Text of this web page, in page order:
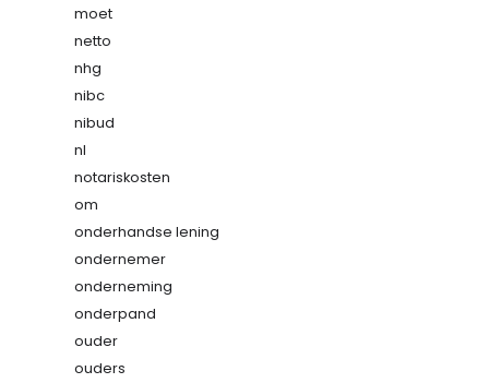
moet
netto
nhg
nibc
nibud
nl
notariskosten
om
onderhandse lening
ondernemer
onderneming
onderpand
ouder
ouders